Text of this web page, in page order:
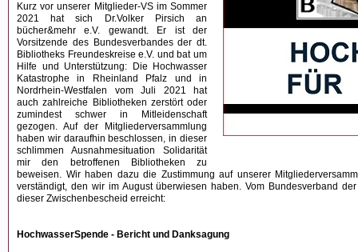
Kurz vor unserer Mitglieder-VS im Sommer
2021 hat sich Dr.Volker Pirsich an
bücher&mehr e.V. gewandt. Er ist der
Vorsitzende des Bundesverbandes der dt.
Bibliotheks Freundeskreise e.V. und bat um
Hilfe und Unterstützung: Die Hochwasser
Katastrophe in Rheinland Pfalz und in
Nordrhein-Westfalen vom Juli 2021 hat
auch zahlreiche Bibliotheken zerstört oder
zumindest schwer in Mitleidenschaft
gezogen. Auf der Mitgliederversammlung
haben wir daraufhin beschlossen, in dieser
schlimmen Ausnahmesituation Solidarität
mir den betroffenen Bibliotheken zu
beweisen. Wir haben dazu die Zustimmung auf unserer
verständigt, den wir im August überwiesen haben. Vom Bundesverband
dieser Zwischenbescheid erreicht:
HochwasserSpende - Bericht und Danksagung